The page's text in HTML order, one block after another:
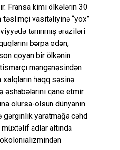
Fransa kimi ölkələrin 30
təslimçi vasitəliyinə “yox”
tanınmış əraziləri
bərpa edən,
qoyan bir ölkənin
məngənəsindən
xalqların haqq səsinə
əshabələrini qane etmir
olursa-olsun dünyanın
yaratmağa cəhd
adlar altında